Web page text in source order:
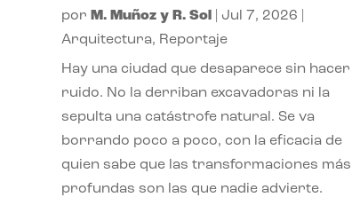
por M. Muñoz y R. Sol Jul 7, 2026
Arquitectura, Reportaje
Hay una ciudad que desaparece sin hacer
ruido. No la derriban excavadoras ni la
sepulta una catástrofe natural. Se va
borrando poco a poco, con la eficacia de
quien sabe que las transformaciones más
profundas son las que nadie advierte.